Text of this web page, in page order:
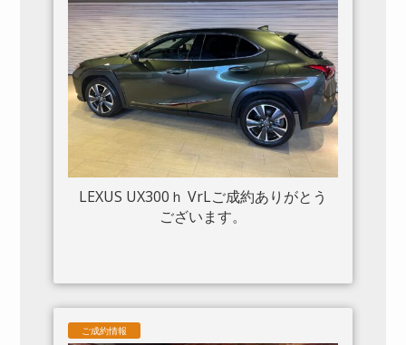
LEXUS UX300ｈ VrLご成約ありがとう
ございます。
ご成約情報